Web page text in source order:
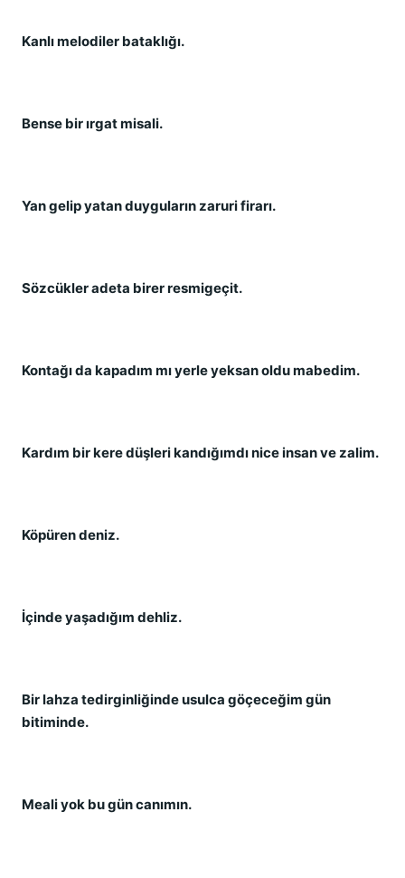
Kanlı melodiler bataklığı.
Bense bir ırgat misali.
Yan gelip yatan duyguların zaruri firarı.
Sözcükler adeta birer resmigeçit.
Kontağı da kapadım mı yerle yeksan oldu mabedim.
Kardım bir kere düşleri kandığımdı nice insan ve zalim.
Köpüren deniz.
İçinde yaşadığım dehliz.
Bir lahza tedirginliğinde usulca göçeceğim gün
bitiminde.
Meali yok bu gün canımın.